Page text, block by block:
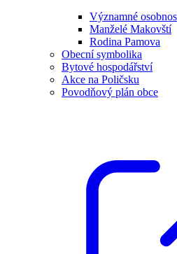
Významné
Manželé Makovští
Rodina Pamova
Obecní symbolika
Bytové hospodářství
Akce na Poličsku
Povodňový plán obce